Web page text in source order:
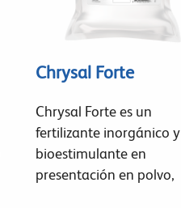
Chrysal Forte
Chrysal Forte es un
fertilizante inorgánico y
bioestimulante en
presentación en polvo,